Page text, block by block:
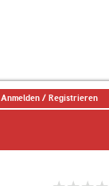
Anmelden / Registrieren